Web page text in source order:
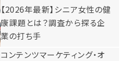
【2026年最新】シニア女性の健
康課題とは？調査から探る企
業の打ち手
コンテンツマーケティング・オ